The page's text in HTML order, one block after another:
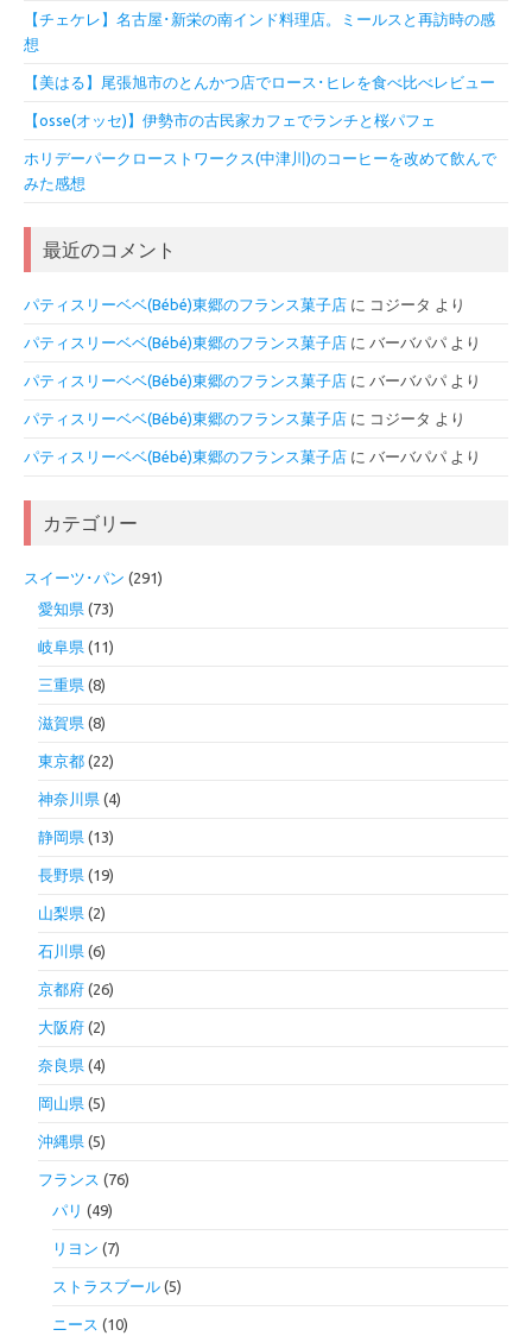
【チェケレ】名古屋･新栄の南インド料理店。ミールスと再訪時の感
想
【美はる】尾張旭市のとんかつ店でロース･ヒレを食べ比べレビュー
【osse(オッセ)】伊勢市の古民家カフェでランチと桜パフェ
ホリデーパークローストワークス(中津川)のコーヒーを改めて飲んで
みた感想
最近のコメント
パティスリーベベ(Bébé)東郷のフランス菓子店 に コジータ より
パティスリーベベ(Bébé)東郷のフランス菓子店 に バーバパパ より
パティスリーベベ(Bébé)東郷のフランス菓子店 に バーバパパ より
パティスリーベベ(Bébé)東郷のフランス菓子店 に コジータ より
パティスリーベベ(Bébé)東郷のフランス菓子店 に バーバパパ より
カテゴリー
スイーツ･パン (291)
愛知県 (73)
岐阜県 (11)
三重県 (8)
滋賀県 (8)
東京都 (22)
神奈川県 (4)
静岡県 (13)
長野県 (19)
山梨県 (2)
石川県 (6)
京都府 (26)
大阪府 (2)
奈良県 (4)
岡山県 (5)
沖縄県 (5)
フランス (76)
パリ (49)
リヨン (7)
ストラスブール (5)
ニース (10)